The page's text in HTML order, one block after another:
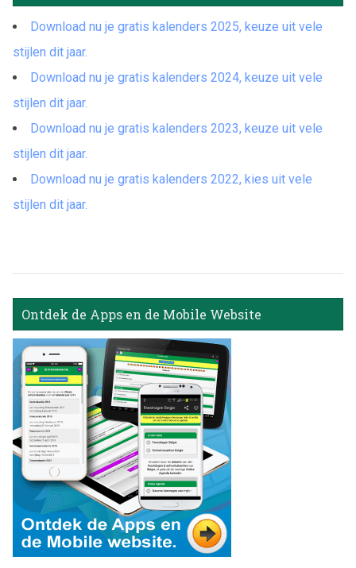
Download nu je gratis kalenders 2025, keuze uit vele
stijlen dit jaar.
Download nu je gratis kalenders 2024, keuze uit vele
stijlen dit jaar.
Download nu je gratis kalenders 2023, keuze uit vele
stijlen dit jaar.
Download nu je gratis kalenders 2022, kies uit vele
stijlen dit jaar.
Ontdek de Apps en de Mobile Website